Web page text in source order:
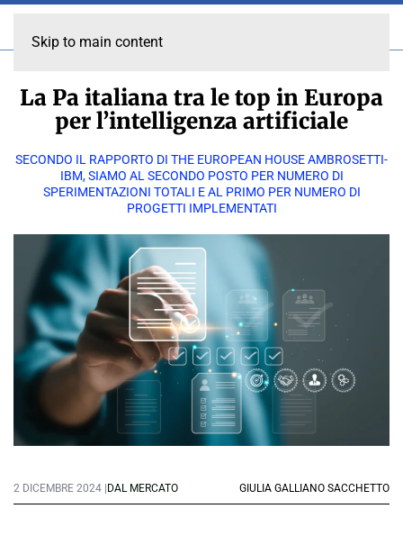
Skip to main content
La Pa italiana tra le top in Europa
per l’intelligenza artificiale
SECONDO IL RAPPORTO DI THE EUROPEAN HOUSE AMBROSETTI-
IBM, SIAMO AL SECONDO POSTO PER NUMERO DI
SPERIMENTAZIONI TOTALI E AL PRIMO PER NUMERO DI
PROGETTI IMPLEMENTATI
2 DICEMBRE 2024 | DAL MERCATO GIULIA GALLIANO SACCHETTO